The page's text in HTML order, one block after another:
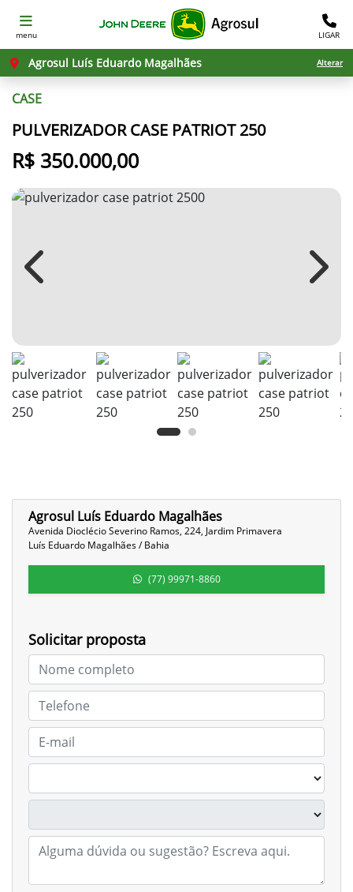
menu LIGAR
Agrosul Luís Eduardo Magalhães Alterar
CASE
PULVERIZADOR CASE PATRIOT 250
R$ 350.000,00
Previous Next
Agrosul Luís Eduardo Magalhães
Avenida Dioclécio Severino Ramos, 224, Jardim Primavera
Luís Eduardo Magalhães / Bahia
(77) 99971-8860
Solicitar proposta